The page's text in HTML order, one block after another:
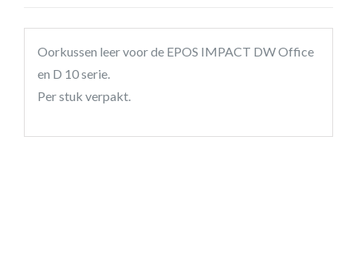
Oorkussen leer voor de EPOS IMPACT DW Office
en D 10 serie.
Per stuk verpakt.